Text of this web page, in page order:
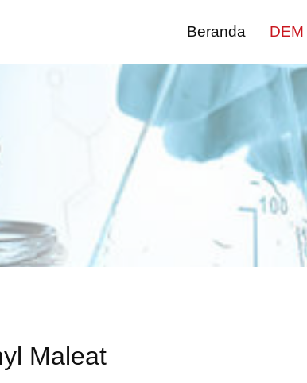
Beranda DEM
Maleat